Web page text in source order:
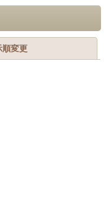
順変更